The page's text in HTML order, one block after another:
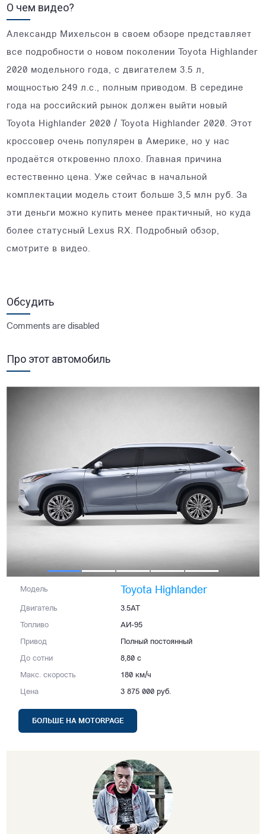
О чем видео?
Александр Михельсон в своем обзоре представляет
все подробности о новом поколении Toyota Highlander
2020 модельного года, с двигателем 3.5 л,
мощностью 249 л.с., полным приводом. В середине
года на российский рынок должен выйти новый
Toyota Highlander 2020 / Toyota Highlander 2020. Этот
кроссовер очень популярен в Америке, но у нас
продаётся откровенно плохо. Главная причина
естественно цена. Уже сейчас в начальной
комплектации модель стоит больше 3,5 млн руб. За
эти деньги можно купить менее практичный, но куда
более статусный Lexus RX. Подробный обзор,
смотрите в видео.
Обсудить
Comments are disabled
Про этот автомобиль
Модель Toyota Highlander
Двигатель 3.5AT
Топливо АИ-95
Привод Полный постоянный
До сотни 8,80 с
Макс. скорость 180 км/ч
Цена 3 875 000 руб.
БОЛЬШЕ НА MOTORPAGE